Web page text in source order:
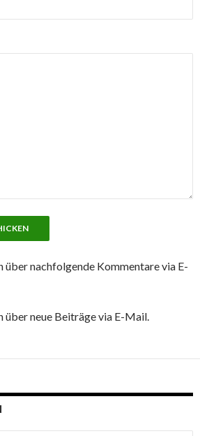
über nachfolgende Kommentare via E-
über neue Beiträge via E-Mail.